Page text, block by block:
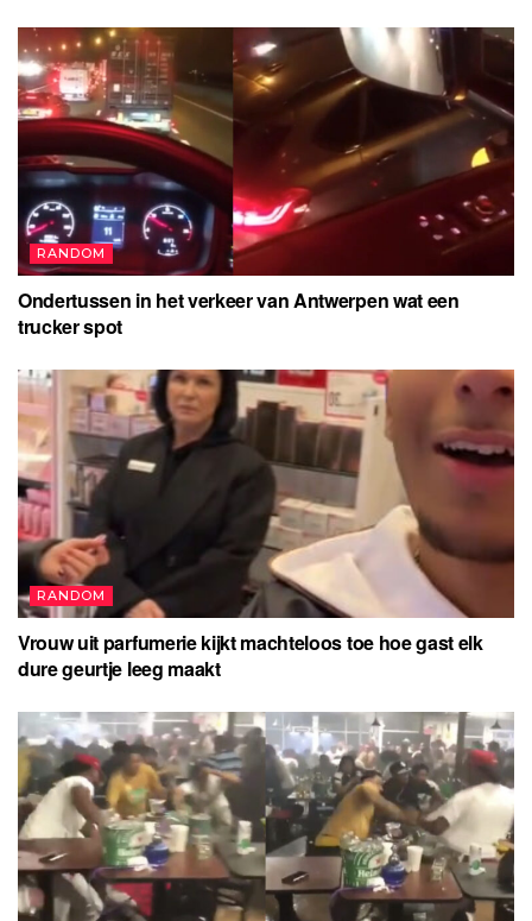
RANDOM
Ondertussen in het verkeer van Antwerpen wat een
trucker spot
RANDOM
Vrouw uit parfumerie kijkt machteloos toe hoe gast elk
dure geurtje leeg maakt